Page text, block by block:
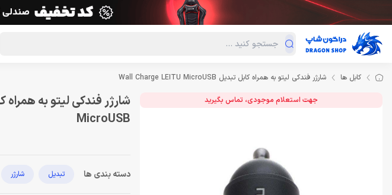
دسته‌بندی محصولات فروش ویژه
کابل ها شارژر فندکی لیتو به همراه کابل تبدیل Wall Charge LEITU MicroUSB
جهت استعلام موجودی، تماس بگیرید
MicroUSB
دسته بندی ها تبدیل شارژر